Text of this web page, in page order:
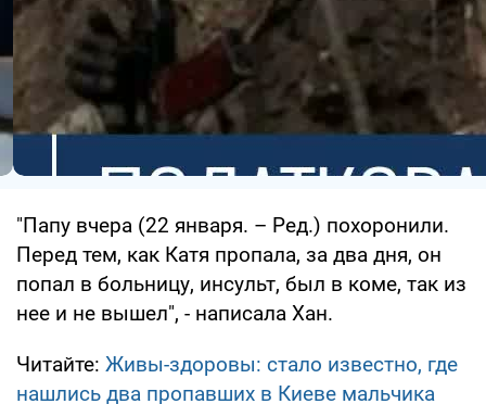
"Папу вчера (22 января. – Ред.) похоронили.
Перед тем, как Катя пропала, за два дня, он
попал в больницу, инсульт, был в коме, так из
нее и не вышел", - написала Хан.
Читайте: Живы-здоровы: стало известно, где
нашлись два пропавших в Киеве мальчика